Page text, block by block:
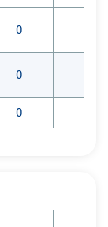
0
0
0